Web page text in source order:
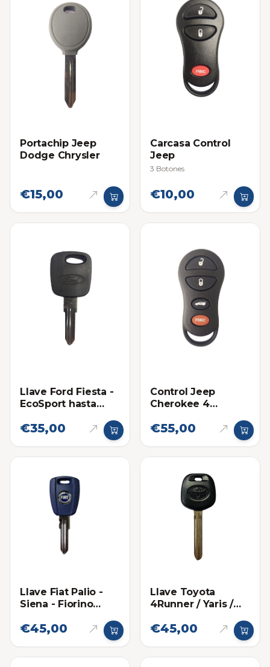
Portachip Jeep
Dodge Chrysler
€15,00
Carcasa Control
Jeep
3 Botones
€10,00
Llave Ford Fiesta -
EcoSport hasta
€35,00
Control Jeep
Cherokee 4
€55,00
Llave Fiat Palio -
Siena - Fiorino
€45,00
Llave Toyota
4Runner / Yaris /
€45,00